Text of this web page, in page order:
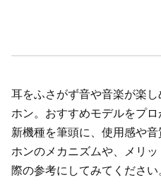
耳をふさがず音や音楽が楽
ホン。おすすめモデルをプ
新機種を筆頭に、使用感や
ホンのメカニズムや、メリ
際の参考にしてみてください